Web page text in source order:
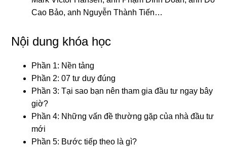
Cao Bảo, anh Nguyễn Thành Tiến…
Nội dung khóa học
Phần 1: Nền tảng
Phần 2: 07 tư duy đúng
Phần 3: Tại sao bạn nên tham gia đầu tư ngay bây
giờ?
Phần 4: Những vấn đề thường gặp của nhà đầu tư
mới
Phần 5: Bước tiếp theo là gì?